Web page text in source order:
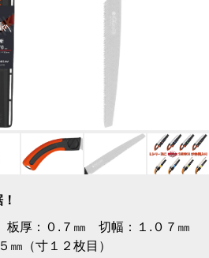
板厚：０.７㎜ 切幅：１.０７㎜
㎜（寸１２枚目）